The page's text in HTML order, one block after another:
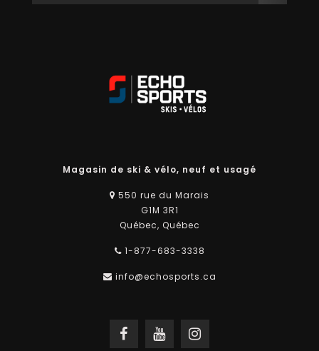
Magasin de ski & vélo, neuf et usagé
550 rue du Marais
G1M 3R1
Québec, Québec
1-877-683-3338
info@echosports.ca